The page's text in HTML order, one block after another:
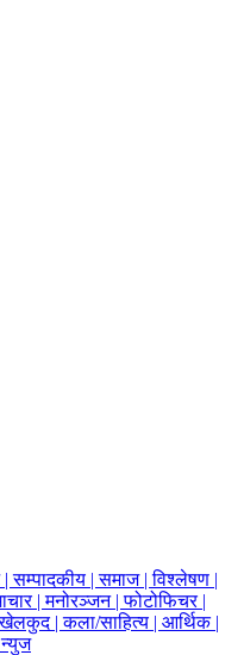
|सम्पादकीय |समाज |विश्लेषण |
|मनोरञ्जन |फोटोफिचर |
खेलकुद |कला/साहित्य | आर्थिक |